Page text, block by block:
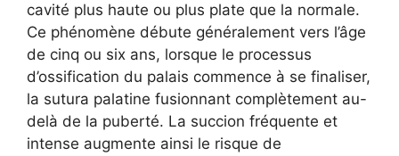
cavité plus haute ou plus plate que la normale.
Ce phénomène débute généralement vers l’âge
de cinq ou six ans, lorsque le processus
d’ossification du palais commence à se finaliser,
la sutura palatine fusionnant complètement au-
delà de la puberté. La succion fréquente et
intense augmente ainsi le risque de